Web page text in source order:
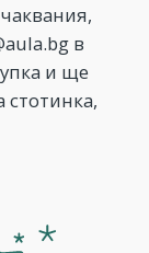
в
и ще